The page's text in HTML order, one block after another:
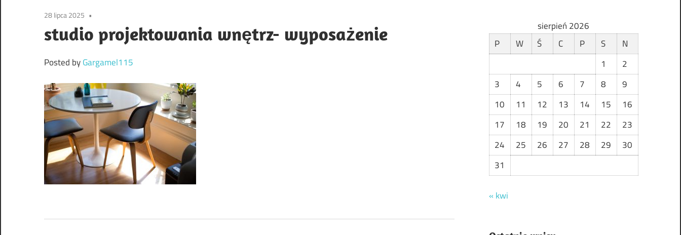
28 lipca 2025
studio projektowania wnętrz- wyposażenie
Posted byGargamel115
sierpień 2026
P
W Ś C P S
N
1
2
3
4 5 6 7 8
9
10
11 12 13 14 15
16
17
18 19 20 21 22
23
24
25 26 27 28 29
30
31
« kwi